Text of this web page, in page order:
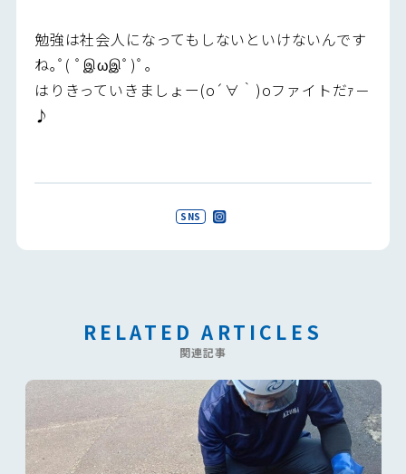
勉強は社会人になってもしないといけないんです
ね｡ﾟ( ﾟஇωஇﾟ)ﾟ｡
はりきっていきましょー(o´∀｀)oファイトだｧ－
♪
SNS
RELATED ARTICLES
関連記事